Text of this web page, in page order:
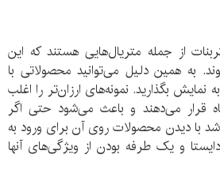
از جمله متریال‌هایی هستند که این
به همین دلیل می‌توانید محصولاتی با
نمایش بگذارید. نمونه‌های ارزان‌تر را اغلب
قرار می‌دهند و باعث می‌شود حتی اگر
با دیدن محصولات روی آن برای ورود به
و یک طرفه بودن از ویژگی‌های آنها